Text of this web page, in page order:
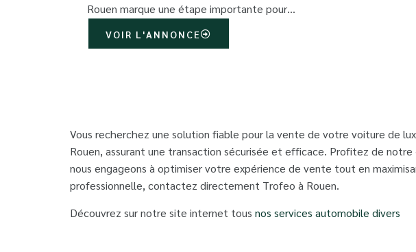
Rouen marque une étape importante pour…
VOIR L'ANNONCE
Vous recherchez une solution fiable pour la vente de votre voiture de
Rouen, assurant une transaction sécurisée et efficace. Profitez de
nous engageons à optimiser votre expérience de vente tout en
professionnelle, contactez directement Trofeo à Rouen.
Découvrez sur notre site internet tous nos services automobile divers